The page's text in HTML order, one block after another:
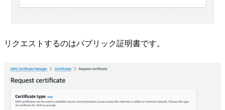
リクエストするのはパブリック証明書です。